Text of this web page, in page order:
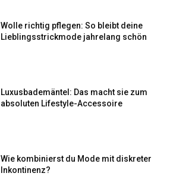
Wolle richtig pflegen: So bleibt deine
Lieblingsstrickmode jahrelang schön
Luxusbademäntel: Das macht sie zum
absoluten Lifestyle-Accessoire
Wie kombinierst du Mode mit diskreter
Inkontinenz?